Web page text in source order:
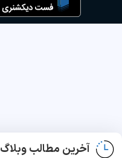
آخرین مطالب وبلاگ